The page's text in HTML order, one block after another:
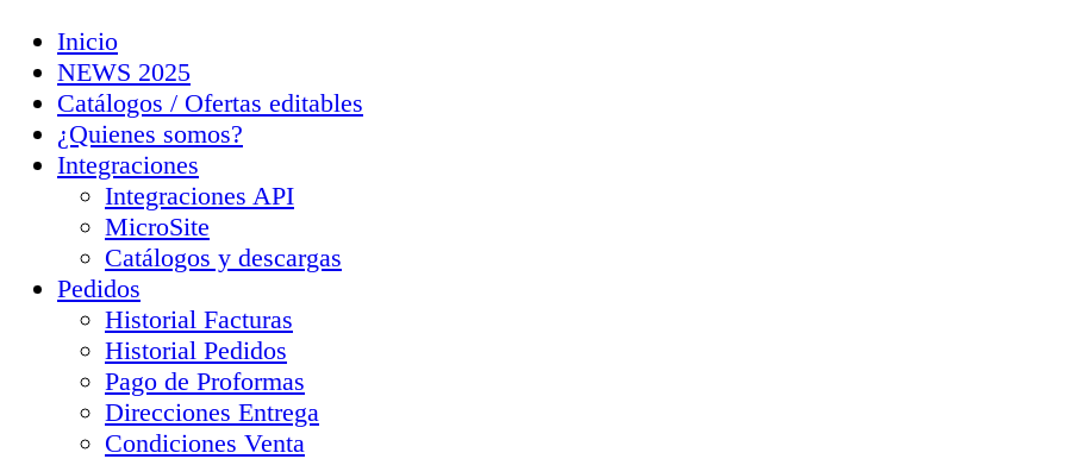
Inicio
NEWS 2025
Catálogos / Ofertas editables
¿Quienes somos?
Integraciones
Integraciones API
MicroSite
Catálogos y descargas
Pedidos
Historial Facturas
Historial Pedidos
Pago de Proformas
Direcciones Entrega
Condiciones Venta